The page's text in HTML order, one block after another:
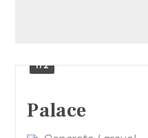
Safe in Dalmatia
1/2
Palace